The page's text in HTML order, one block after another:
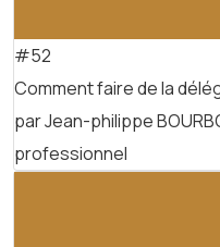
#52
Comment faire de la
par Jean-philippe
professionnel